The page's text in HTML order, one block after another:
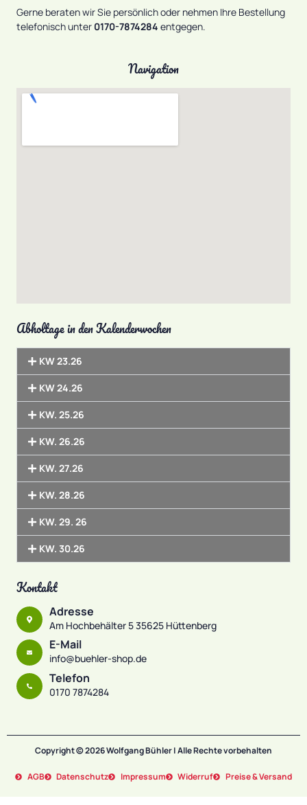
Gerne beraten wir Sie persönlich oder nehmen Ihre Bestellung
telefonisch unter 0170-7874284 entgegen.
Navigation
Abholtage in den Kalenderwochen
KW 23.26
KW 24.26
KW. 25.26
KW. 26.26
KW. 27.26
KW. 28.26
KW. 29. 26
KW. 30.26
Kontakt
Adresse
Am Hochbehälter 5 35625 Hüttenberg
E-Mail
info@buehler-shop.de
Telefon
0170 7874284
Copyright © 2026 Wolfgang Bühler | Alle Rechte vorbehalten
AGB Datenschutz Impressum Widerruf Preise & Versand